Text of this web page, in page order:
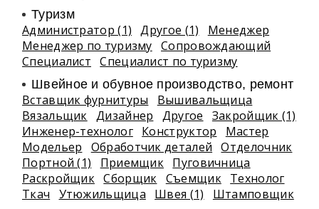
Туризм
Администратор (1) Другое (1)
Менеджер
Менеджер по туризму Сопровождающий
Специалист
Специалист по туризму
Швейное и обувное производство, ремонт
Вставщик фурнитуры
Вышивальщица
Вязальщик Дизайнер Другое
Закройщик (1)
Инженер-технолог Конструктор
Мастер
Модельер
Обработчик деталей
Отделочник
Портной (1)
Приемщик Пуговичница
Раскройщик Сборщик Съемщик Технолог
Ткач
Утюжильщица Швея (1) Штамповщик